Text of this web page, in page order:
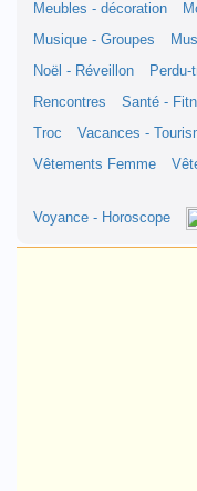
Meubles - décoration
Musique - Groupes
Noël - Réveillon
Perdu-
Rencontres
Santé -
Troc
Vacances -
Vêtements Femme
Voyance - Horoscope